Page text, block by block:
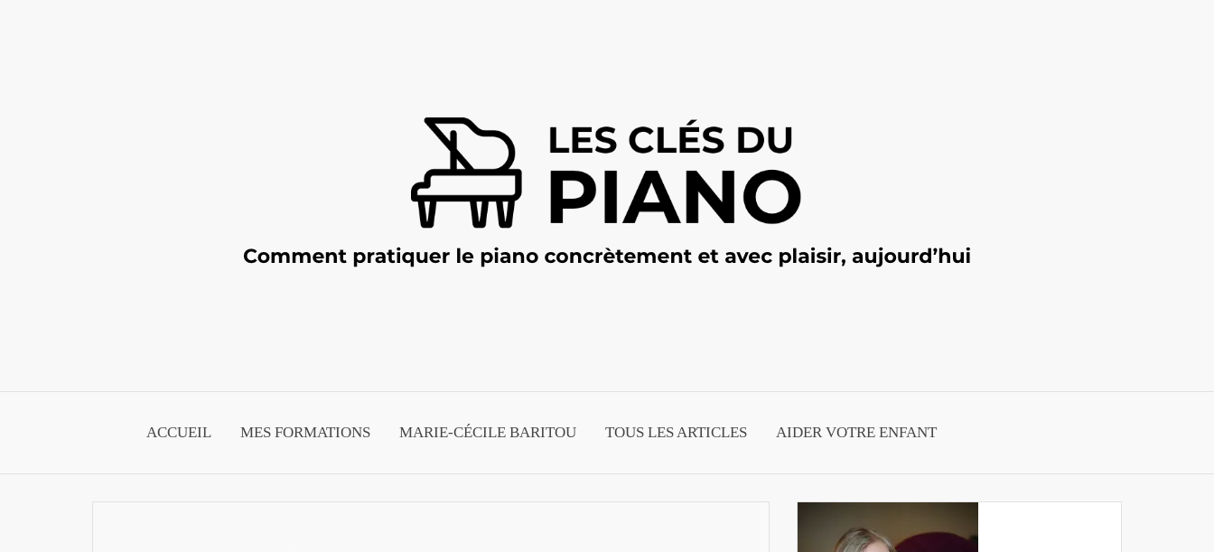
ACCUEIL MES FORMATIONS MARIE-CÉCILE BARITOU TOUS LES ARTICLES AIDER VOTRE ENFANT